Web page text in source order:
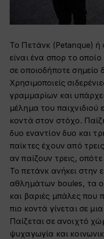
Το Πετάνκ (Petanque) ή
είναι ένα σπορ το
σε οποιοδήποτε σημείο
Χρησιμοποιείς
γραμμαρίων και
μέλημα του παιχνιδιού
κοντά στον στόχο.
δυο εναντίον δυο και
παίκτες έχουν από
αν παίζουν τρεις,
Το πετάνκ ανήκει στην
αθλημάτων boules, τα
και βαριές μπάλες που
πιο κοντά γίνεται σε
Παίζεται σε ανοιχτό
ψυχαγωγία και